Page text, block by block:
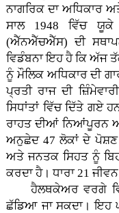
ਨਾਗਰਿਕ ਦਾ ਅਧਿਕਾਰ
ਸਾਲ 1948 ਵਿੱਚ
(ਐੱਨਐੱਚਐੱਸ) ਦੀ
ਵਿਡੰਬਨਾ ਇਹ ਹੈ ਕਿ ਅੱਜ
ਨੂੰ ਮੌਲਿਕ ਅਧਿਕਾਰ ਦੀ
ਪ੍ਰਤੀ ਰਾਜ ਦੀ
ਸਿਧਾਂਤਾਂ ਵਿੱਚ ਦਿੱਤੇ ਗਏ
ਰਾਹਤ ਦੀਆਂ ਨਿਆਂਪੂਰਨ
ਅਨੁਛੇਦ 47 ਲੋਕਾਂ ਦੇ
ਅਤੇ ਜਨਤਕ ਸਿਹਤ ਨੂੰ
ਕਰਦਾ ਹੈ। ਧਾਰਾ 21
ਹੈਲਥਕੇਅਰ ਵਰਗੇ ਵਿਸ਼ੇ
ਛੱਡਿਆ ਜਾ ਸਕਦਾ। ਇਹ